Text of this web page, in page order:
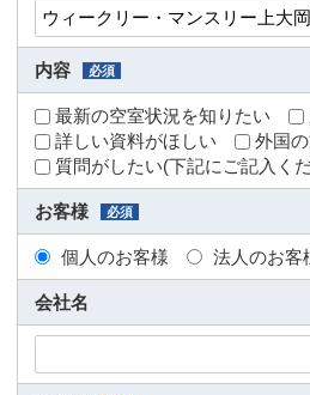
内容 必須
最新の空室状況を知りたい
詳しい資料がほしい
外国
質問がしたい(下記にご記入く
お客様 必須
個人のお客様 法人のお客
会社名